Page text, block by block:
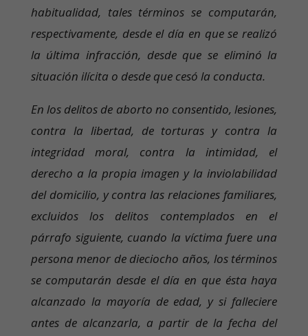
habitualidad, tales términos se computarán,
respectivamente, desde el día en que se realizó
la última infracción, desde que se eliminó la
situación ilícita o desde que cesó la conducta.
En los delitos de aborto no consentido, lesiones,
contra la libertad, de torturas y contra la
integridad moral, contra la intimidad, el
derecho a la propia imagen y la inviolabilidad
del domicilio, y contra las relaciones familiares,
excluidos los delitos contemplados en el
párrafo siguiente, cuando la víctima fuere una
persona menor de dieciocho años, los términos
se computarán desde el día en que ésta haya
alcanzado la mayoría de edad, y si falleciere
antes de alcanzarla, a partir de la fecha del